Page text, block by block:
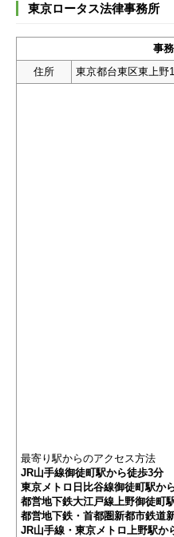
東京ロータス法律事務所
事
住所
東京都台東区東上野
最寄り駅からのアクセス方法
JR山手線御徒町駅から徒歩3分
東京メトロ日比谷線御徒町駅か
都営地下鉄大江戸線上野御徒町
都営地下鉄・首都圏新都市鉄道
JR山手線・東京メトロ上野駅か